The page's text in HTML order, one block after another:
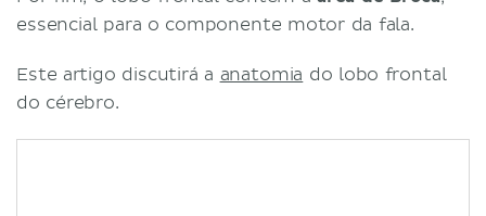
essencial para o componente motor da fala.
Este artigo discutirá a anatomia do lobo frontal
do cérebro.